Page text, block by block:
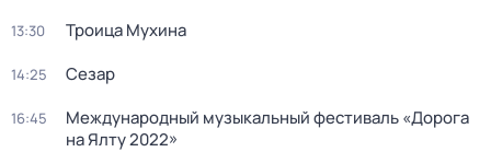
13:30 Троица Мухина
14:25 Сезар
16:45
Международный музыкальный фестиваль «Дорога
на Ялту 2022»